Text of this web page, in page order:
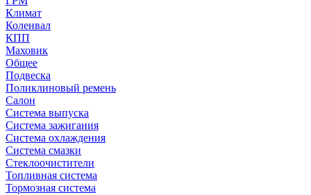
Климат
Коленвал
КПП
Маховик
Общее
Подвеска
Поликлиновый ремень
Салон
Система выпуска
Система зажигания
Система охлаждения
Система смазки
Стеклоочистители
Топливная система
Тормозная система